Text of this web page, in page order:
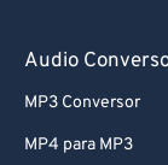
Audio
MP3 Conversor
MP4 para MP3